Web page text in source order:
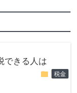
できる人は
folder 税金